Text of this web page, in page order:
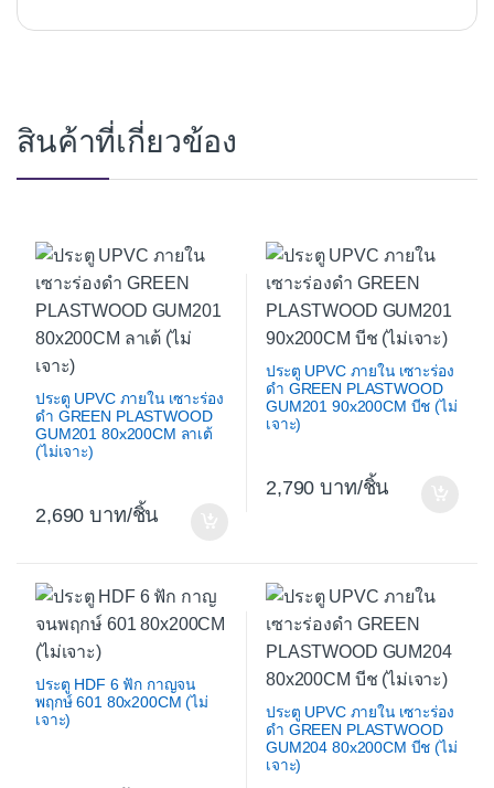
สินค้าที่เกี่ยวข้อง
ประตู UPVC ภายใน เซาะร่อง
ดำ GREEN PLASTWOOD
GUM201 80x200CM ลาเต้
(ไม่เจาะ)
2,690 /ชิ้น
ประตู UPVC ภายใน เซาะร่อง
ดำ GREEN PLASTWOOD
GUM201 90x200CM บีช (ไม่
เจาะ)
2,790 /ชิ้น
ประตู HDF 6 ฟัก กาญจน
พฤกษ์ 601 80x200CM (ไม่
เจาะ)
ประตู UPVC ภายใน เซาะร่อง
ดำ GREEN PLASTWOOD
GUM204 80x200CM บีช (ไม่
เจาะ)